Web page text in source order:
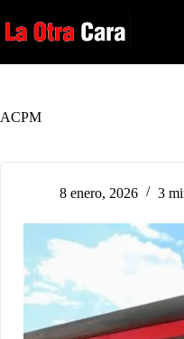
al
contenido
ACPM
8 enero, 2026 3